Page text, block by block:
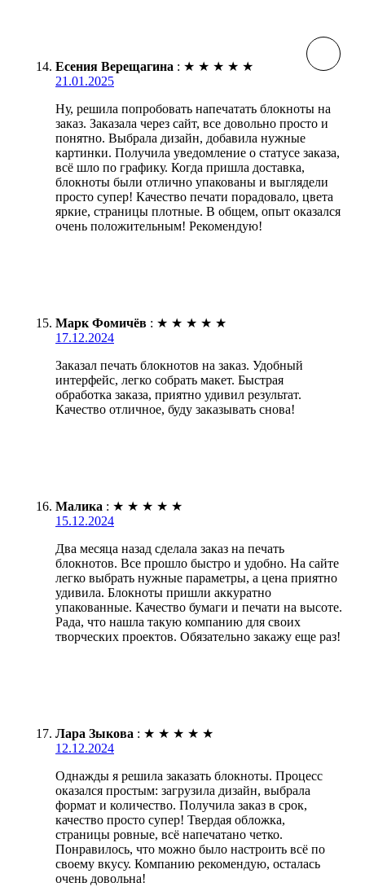
Есения Верещагина : ★ ★ ★ ★ ★
21.01.2025
Ну, решила попробовать напечатать блокноты на
заказ. Заказала через сайт, все довольно просто и
понятно. Выбрала дизайн, добавила нужные
картинки. Получила уведомление о статусе заказа,
всё шло по графику. Когда пришла доставка,
блокноты были отлично упакованы и выглядели
просто супер! Качество печати порадовало, цвета
яркие, страницы плотные. В общем, опыт оказался
очень положительным! Рекомендую!
Марк Фомичёв : ★ ★ ★ ★ ★
17.12.2024
Заказал печать блокнотов на заказ. Удобный
интерфейс, легко собрать макет. Быстрая
обработка заказа, приятно удивил результат.
Качество отличное, буду заказывать снова!
Малика : ★ ★ ★ ★ ★
15.12.2024
Два месяца назад сделала заказ на печать
блокнотов. Все прошло быстро и удобно. На сайте
легко выбрать нужные параметры, а цена приятно
удивила. Блокноты пришли аккуратно
упакованные. Качество бумаги и печати на высоте.
Рада, что нашла такую компанию для своих
творческих проектов. Обязательно закажу еще раз!
Лара Зыкова : ★ ★ ★ ★ ★
12.12.2024
Однажды я решила заказать блокноты. Процесс
оказался простым: загрузила дизайн, выбрала
формат и количество. Получила заказ в срок,
качество просто супер! Твердая обложка,
страницы ровные, всё напечатано четко.
Понравилось, что можно было настроить всё по
своему вкусу. Компанию рекомендую, осталась
очень довольна!